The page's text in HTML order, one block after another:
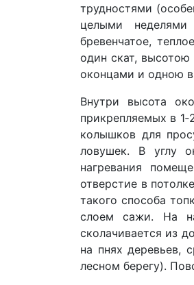
трудностями
целыми неделями
бревенчатое,
один скат,
оконцами и одною
Внутри высота
прикрепляемых в
колышков для
ловушек. В углу
нагревания
отверстие в
такого способа
слоем сажи. На
сколачивается из
на пнях деревьев,
лесном берегу).